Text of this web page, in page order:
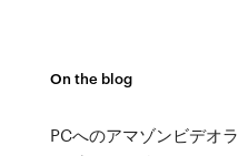
On the blog
PCへのアマゾンビデオラ